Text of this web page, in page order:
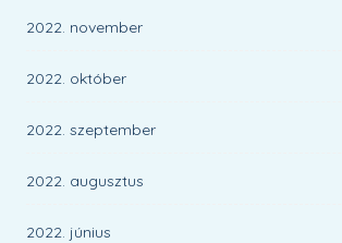
2022. november
2022. október
2022. szeptember
2022. augusztus
2022. június